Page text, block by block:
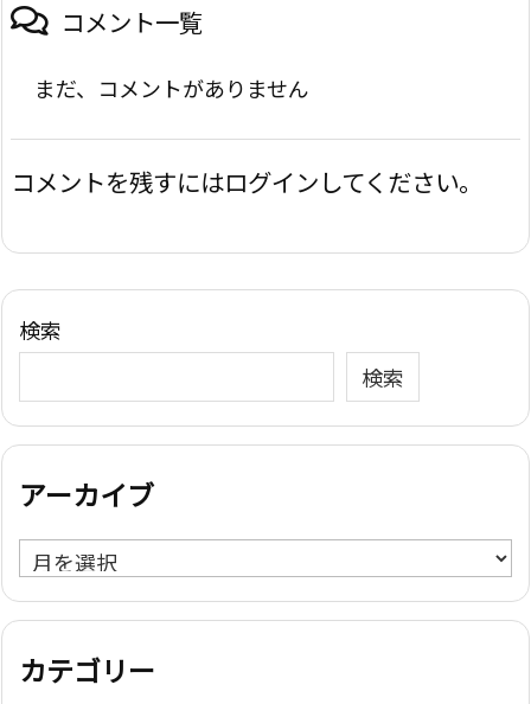
コメント一覧
まだ、コメントがありません
コメントを残すにはログインしてください。
検索
検索
アーカイブ
ア
ー
カ
ブ
カテゴリー